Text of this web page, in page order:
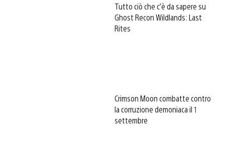
Tutto ciò che c’è da sapere su
Ghost Recon Wildlands: Last
Rites
Crimson Moon combatte contro
la corruzione demoniaca il 1
settembre